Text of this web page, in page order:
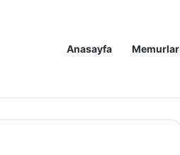
Anasayfa Memurlar